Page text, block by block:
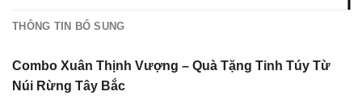
THÔNG TIN BỔ SUNG
Combo Xuân Thịnh Vượng – Quà Tặng Tinh Túy Từ
Núi Rừng Tây Bắc